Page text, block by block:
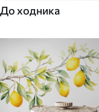
До ходника